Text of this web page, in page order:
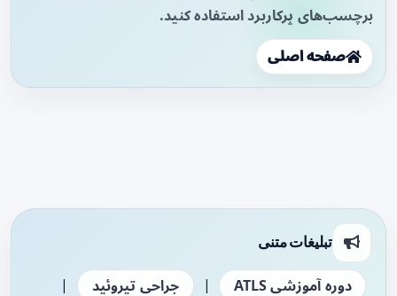
برچسب‌های پرکاربرد استفاده کنید.
صفحه اصلی
تبلیغات متنی
دوره آموزشی ATLS | جراحی تیروئید |